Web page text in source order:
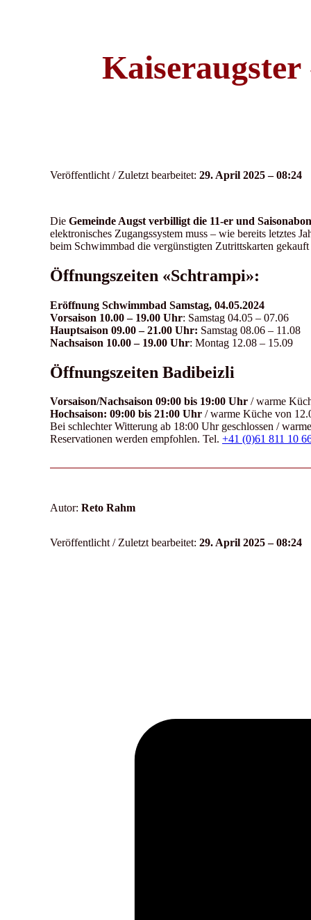
Veröffentlicht / Zuletzt bearbeitet: 29. April 2025 – 08:24
Die Gemeinde Augst verbilligt die 11-er und
elektronisches Zugangssystem muss – wie bereits letztes
beim Schwimmbad die vergünstigten Zutrittskarten
Öffnungszeiten «Schtrampi»:
Eröffnung Schwimmbad Samstag, 04.05.2024
Vorsaison 10.00 – 19.00 Uhr: Samstag 04.05 – 07.06
Hauptsaison 09.00 – 21.00 Uhr: Samstag 08.06 – 11.08
Nachsaison 10.00 – 19.00 Uhr: Montag 12.08 – 15.09
Öffnungszeiten Badibeizli
Vorsaison/Nachsaison 09:00 bis 19:00 Uhr / warme
Hochsaison: 09:00 bis 21:00 Uhr / warme Küche von
Bei schlechter Witterung ab 18:00 Uhr geschlossen /
Reservationen werden empfohlen. Tel. +41 (0)61 811 10
Autor: Reto Rahm
Veröffentlicht / Zuletzt bearbeitet: 29. April 2025 – 08:24